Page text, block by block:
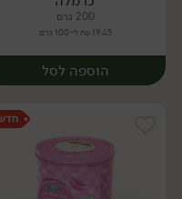
200 גרם
19.45 ₪ ל-100 גרם
הוספה לסל